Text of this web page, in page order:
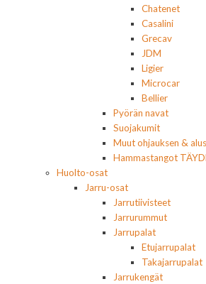
Chatenet
Casalini
Grecav
JDM
Ligier
Microcar
Bellier
Pyörän navat
Suojakumit
Muut ohjauksen &
Hammastangot
Huolto-osat
Jarru-osat
Jarrutiivisteet
Jarrurummut
Jarrupalat
Etujarrupalat
Takajarrupalat
Jarrukengät